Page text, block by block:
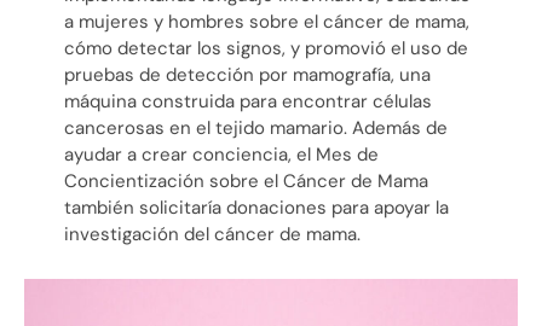
a mujeres y hombres sobre el cáncer de mama,
cómo detectar los signos, y promovió el uso de
pruebas de detección por mamografía, una
máquina construida para encontrar células
cancerosas en el tejido mamario. Además de
ayudar a crear conciencia, el Mes de
Concientización sobre el Cáncer de Mama
también solicitaría donaciones para apoyar la
investigación del cáncer de mama.